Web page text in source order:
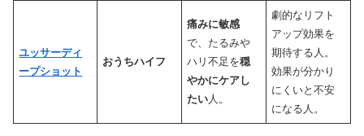
ユッサーディ
ープショット
おうちハイフ
痛みに敏感
で、たるみや
ハリ不足を穏
やかにケアし
たい 人。
劇的なリフト
アップ効果を
期待する人。
効果が分かり
にくいと不安
になる人。